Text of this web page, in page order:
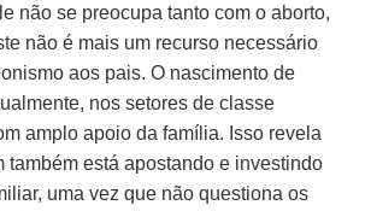
não se preocupa tanto com o aborto,
não é mais um recurso necessário
aos pais. O nascimento de
nos setores de classe
amplo apoio da família. Isso revela
também está apostando e investindo
uma vez que não questiona os